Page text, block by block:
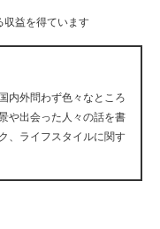
益を得ています
内外問わず色々なところ
や出会った人々の話を書
、ライフスタイルに関す